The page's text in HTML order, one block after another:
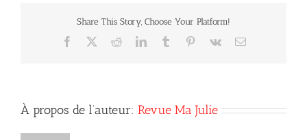
AIGUË
Share This Story, Choose Your Platform!
Facebook RedditLinkedInTumblr Pinterest
Vk Courriel
À propos de l’auteur: Revue Ma Julie